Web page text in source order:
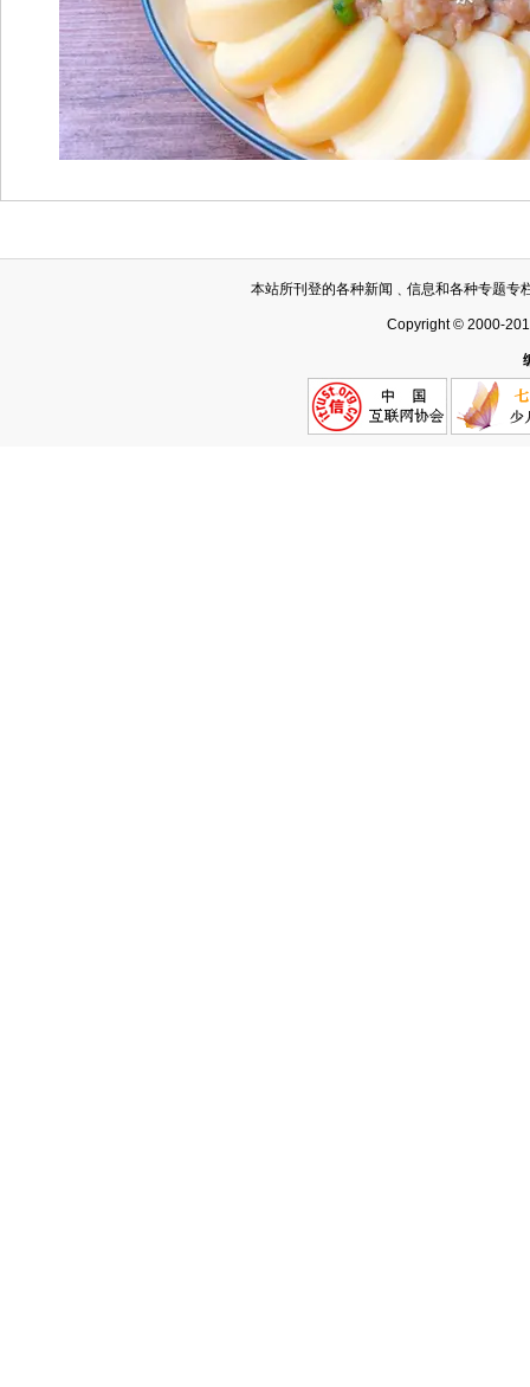
本站所刊登的各种新闻﹑信息和各种专题专
Copyright © 2000-